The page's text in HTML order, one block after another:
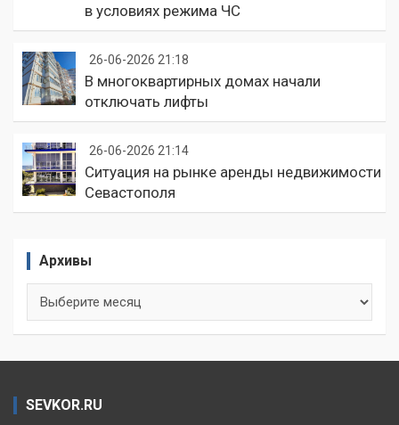
в условиях режима ЧС
26-06-2026 21:18
В многоквартирных домах начали
отключать лифты
26-06-2026 21:14
Ситуация на рынке аренды недвижимости
Севастополя
Архивы
SEVKOR.RU